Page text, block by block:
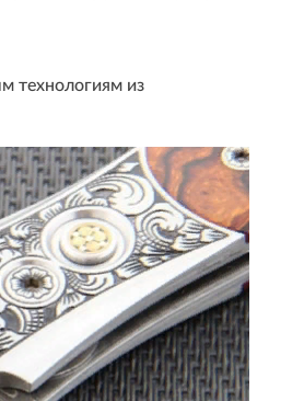
технологиям из